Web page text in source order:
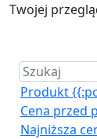
Twojej
Produkt
Cena przed
Najniższa